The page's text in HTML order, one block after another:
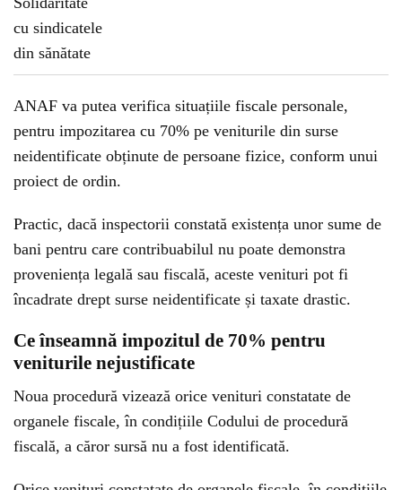
ANAF va putea verifica situațiile fiscale personale,
pentru impozitarea cu 70% pe veniturile din surse
neidentificate obținute de persoane fizice, conform unui
proiect de ordin.
Practic, dacă inspectorii constată existența unor sume de
bani pentru care contribuabilul nu poate demonstra
proveniența legală sau fiscală, aceste venituri pot fi
încadrate drept surse neidentificate și taxate drastic.
Ce înseamnă impozitul de 70% pentru
veniturile nejustificate
Noua procedură vizează orice venituri constatate de
organele fiscale, în condițiile Codului de procedură
fiscală, a căror sursă nu a fost identificată.